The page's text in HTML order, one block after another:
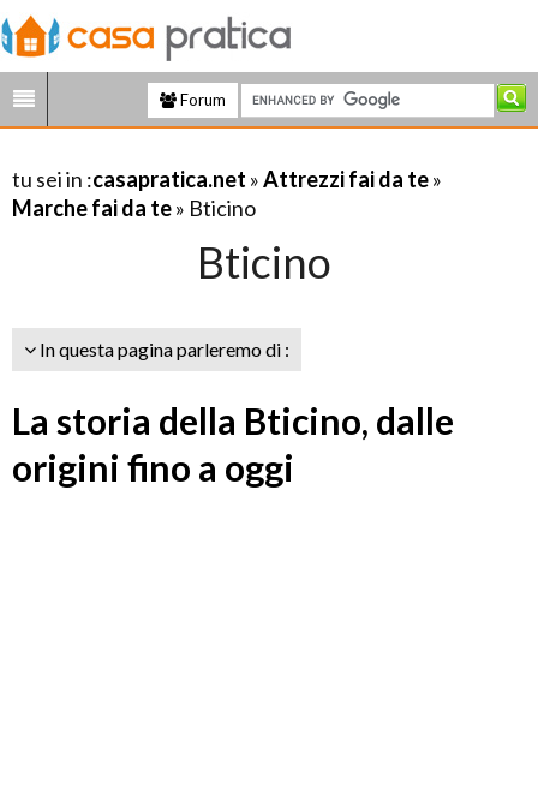
Forum
tu sei in :casapratica.net »Attrezzi fai da te»
Marche fai da te» Bticino
Bticino
In questa pagina parleremo di :
La storia della Bticino, dalle
origini fino a oggi